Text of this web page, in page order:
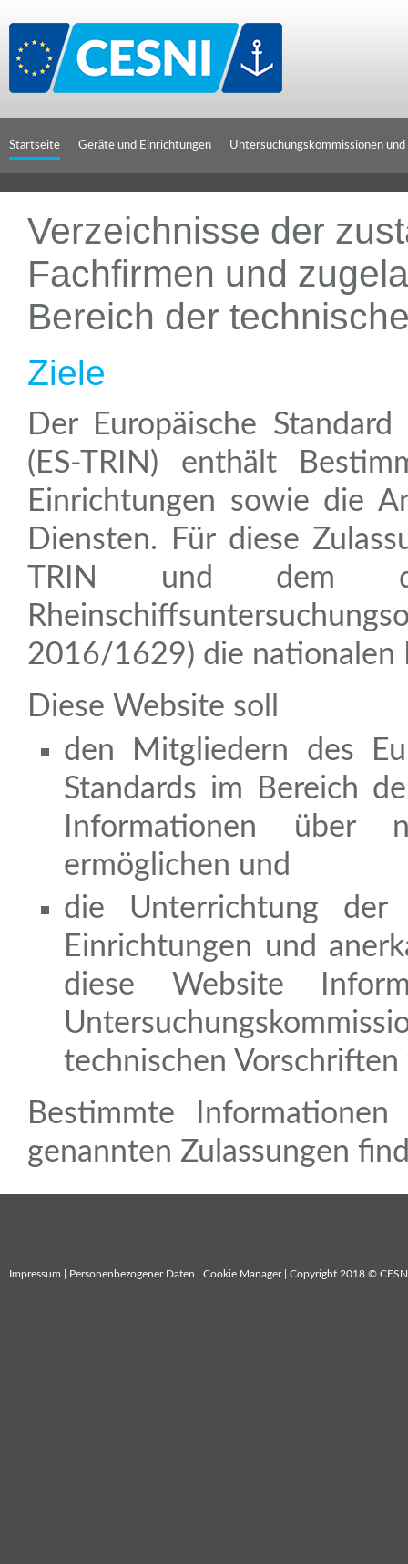
Startseite Geräte und Einrichtungen Untersuchungskommissionen und
Verzeichnisse der
Fachfirmen und
Bereich der
Ziele
Der Europäische Standard der technischen Vorschriften für Binnenschiffe
(ES-TRIN) enthält
Einrichtungen sowie die
Diensten. Für diese
TRIN und dem
2016/1629) die nationalen
Diese Website soll
den Mitgliedern des
Standards im Bereich
Informationen über
ermöglichen und
die Unterrichtung der
Einrichtungen und
diese Website
technischen
Bestimmte Informationen zu den nationalen Regelungen für die oben
genannten Zulassungen
Impressum Personenbezogener Daten Cookie Manager| Copyright 2018 ©